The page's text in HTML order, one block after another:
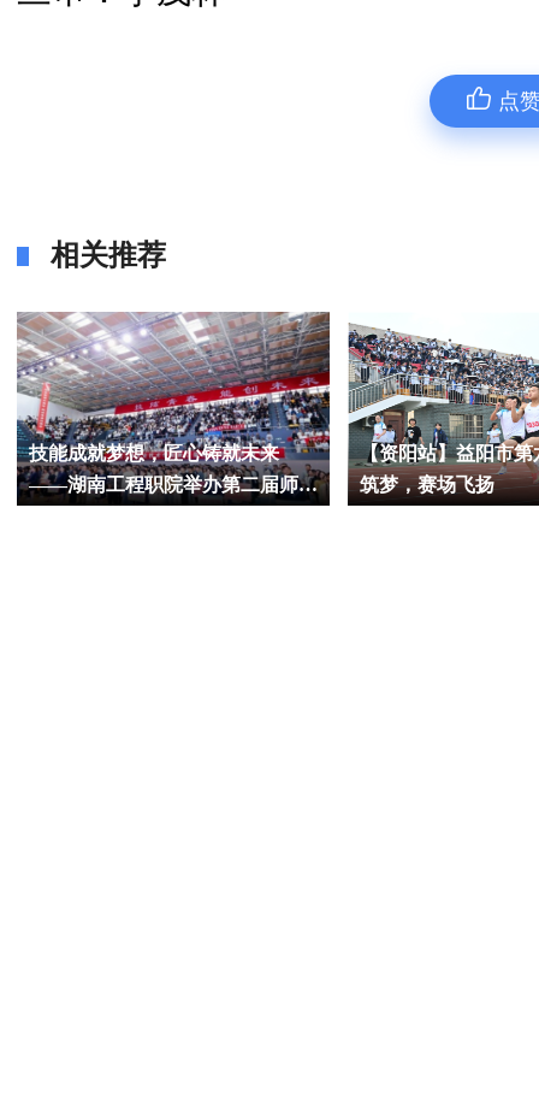
点
相关推荐
技能成就梦想，匠心铸就未来
——湖南工程职院举办第二届师生
【资阳站】益阳市
筑梦，赛场飞扬